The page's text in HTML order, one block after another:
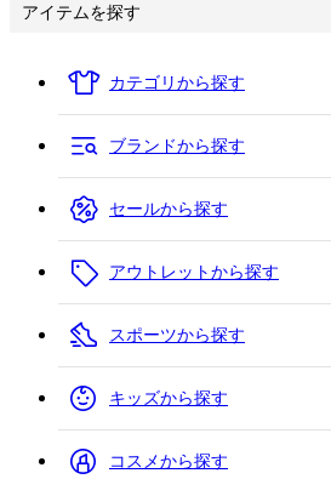
アイテムを探す
カテゴリから探す
ブランドから探す
セールから探す
アウトレットから探す
スポーツから探す
キッズから探す
コスメから探す